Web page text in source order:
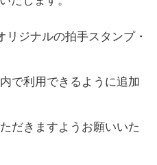
ジナルの拍手スタンプ・
で利用できるように追加
だきますようお願いいた